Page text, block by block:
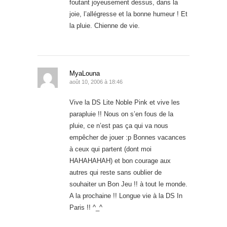
foutant joyeusement dessus, dans la
joie, l’allégresse et la bonne humeur ! Et
la pluie. Chienne de vie.
MyaLouna
août 10, 2006 à 18:46
Vive la DS Lite Noble Pink et vive les
parapluie !! Nous on s’en fous de la
pluie, ce n’est pas ça qui va nous
empêcher de jouer :p Bonnes vacances
à ceux qui partent (dont moi
HAHAHAHAH) et bon courage aux
autres qui reste sans oublier de
souhaiter un Bon Jeu !! à tout le monde.
A la prochaine !! Longue vie à la DS In
Paris !! ^_^